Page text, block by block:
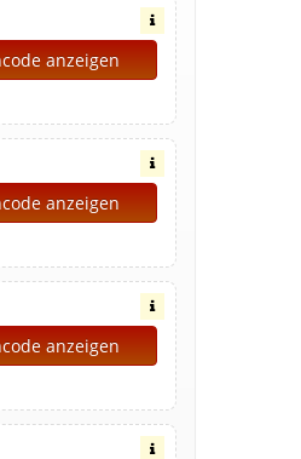
anzeigen
anzeigen
anzeigen